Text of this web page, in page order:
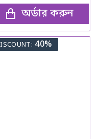
অর্ডার করুন
40%